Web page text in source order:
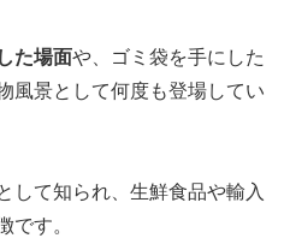
た場面や、ゴミ袋を手にした
風景として何度も登場してい
して知られ、生鮮食品や輸入
です。